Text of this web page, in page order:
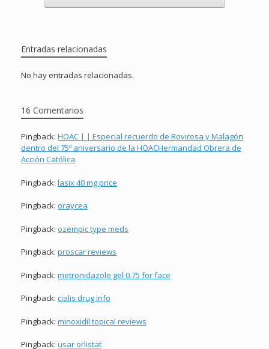
Entradas relacionadas
No hay entradas relacionadas.
16 Comentarios
Pingback: HOAC | | Especial recuerdo de Rovirosa y Malagón
dentro del 75º aniversario de la HOACHermandad Obrera de
Acción Católica
Pingback: lasix 40 mg price
Pingback: oraycea
Pingback: ozempic type meds
Pingback: proscar reviews
Pingback: metronidazole gel 0.75 for face
Pingback: cialis drug info
Pingback: minoxidil topical reviews
Pingback: usar orlistat